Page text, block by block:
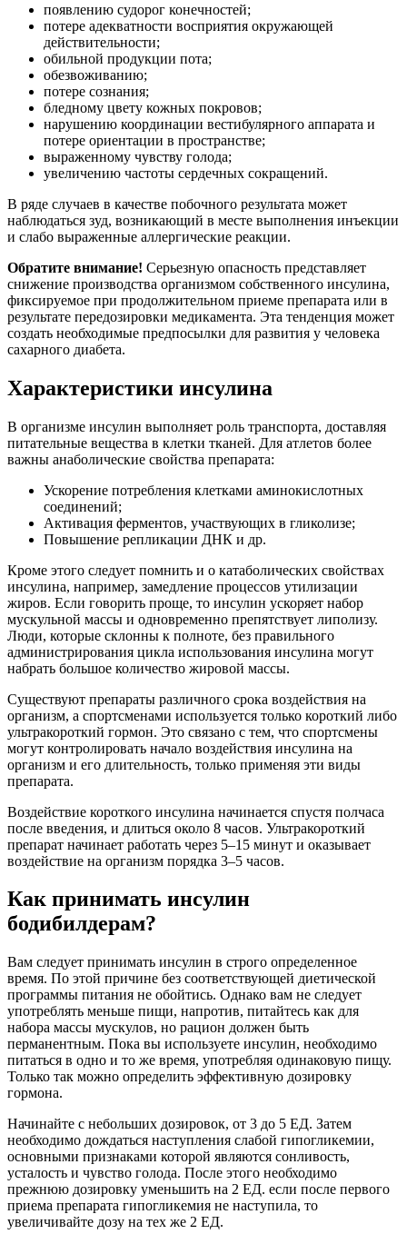
появлению судорог конечностей;
потере адекватности восприятия окружающей
действительности;
обильной продукции пота;
обезвоживанию;
потере сознания;
бледному цвету кожных покровов;
нарушению координации вестибулярного аппарата и
потере ориентации в пространстве;
выраженному чувству голода;
увеличению частоты сердечных сокращений.
В ряде случаев в качестве побочного результата может
наблюдаться зуд, возникающий в месте выполнения инъекции
и слабо выраженные аллергические реакции.
Обратите внимание! Серьезную опасность представляет
снижение производства организмом собственного инсулина,
фиксируемое при продолжительном приеме препарата или в
результате передозировки медикамента. Эта тенденция может
создать необходимые предпосылки для развития у человека
сахарного диабета.
Характеристики инсулина
В организме инсулин выполняет роль транспорта, доставляя
питательные вещества в клетки тканей. Для атлетов более
важны анаболические свойства препарата:
Ускорение потребления клетками аминокислотных
соединений;
Активация ферментов, участвующих в гликолизе;
Повышение репликации ДНК и др.
Кроме этого следует помнить и о катаболических свойствах
инсулина, например, замедление процессов утилизации
жиров. Если говорить проще, то инсулин ускоряет набор
мускульной массы и одновременно препятствует липолизу.
Люди, которые склонны к полноте, без правильного
администрирования цикла использования инсулина могут
набрать большое количество жировой массы.
Существуют препараты различного срока воздействия на
организм, а спортсменами используется только короткий либо
ультракороткий гормон. Это связано с тем, что спортсмены
могут контролировать начало воздействия инсулина на
организм и его длительность, только применяя эти виды
препарата.
Воздействие короткого инсулина начинается спустя полчаса
после введения, и длиться около 8 часов. Ультракороткий
препарат начинает работать через 5–15 минут и оказывает
воздействие на организм порядка 3–5 часов.
Как принимать инсулин
бодибилдерам?
Вам следует принимать инсулин в строго определенное
время. По этой причине без соответствующей диетической
программы питания не обойтись. Однако вам не следует
употреблять меньше пищи, напротив, питайтесь как для
набора массы мускулов, но рацион должен быть
перманентным. Пока вы используете инсулин, необходимо
питаться в одно и то же время, употребляя одинаковую пищу.
Только так можно определить эффективную дозировку
гормона.
Начинайте с небольших дозировок, от 3 до 5 ЕД. Затем
необходимо дождаться наступления слабой гипогликемии,
основными признаками которой являются сонливость,
усталость и чувство голода. После этого необходимо
прежнюю дозировку уменьшить на 2 ЕД. если после первого
приема препарата гипогликемия не наступила, то
увеличивайте дозу на тех же 2 ЕД.